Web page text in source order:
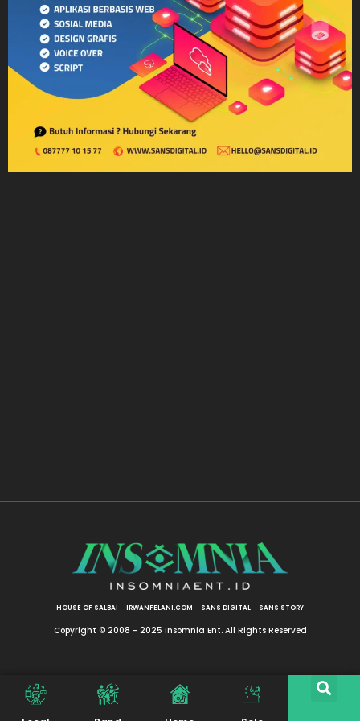
HOUSE OF SALBAI IRWANFELANI.COM SANS DIGITAL SANS STORY
Copyright © 2008 - 2025 Insomnia Ent. All Rights Reserved